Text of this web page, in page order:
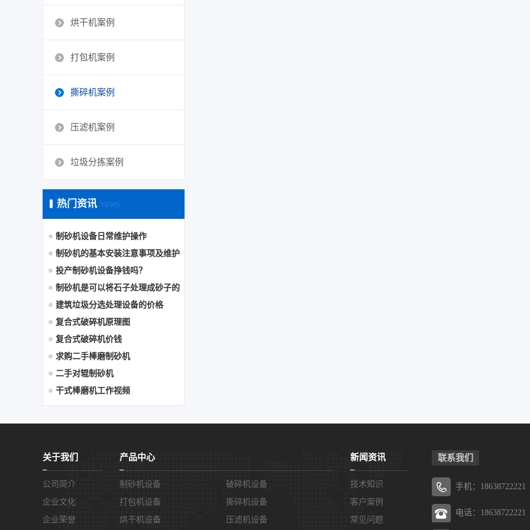
烘干机案例
打包机案例
撕碎机案例
压滤机案例
垃圾分拣案例
热门资讯 NEWS
制砂机设备日常维护操作
制砂机的基本安装注意事项及维护
安 全常识
投产制砂机设备挣钱吗？
制砂机是可以将石子处理成砂子的
机械设备
建筑垃圾分选处理设备的价格
复合式破碎机原理图
复合式破碎机价钱
求购二手棒磨制砂机
二手对辊制砂机
干式棒磨机工作视频
关于我们
公司简介
企业文化
企业荣誉
产品中心
制砂机设备
破碎机设备
打包机设备
撕碎机设备
烘干机设备
压滤机设备
新闻资讯
技术知识
客户案例
常见问题
联系我们
手机：18638722221
电话：18638722221